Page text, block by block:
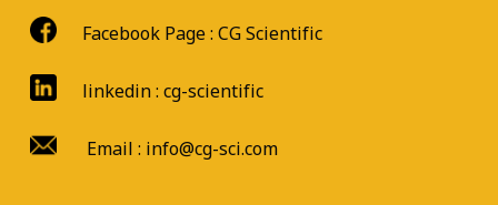
Facebook Page : CG Scientific
linkedin : cg-scientific
Email : info@cg-sci.com